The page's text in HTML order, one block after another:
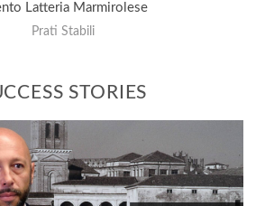
Latteria Marmirolese
Prati Stabili
STORIES